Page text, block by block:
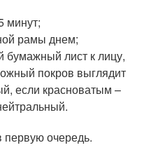
минут;
рамы днем;
бумажный лист к лицу,
покров выглядит
если красноватым –
первую очередь.